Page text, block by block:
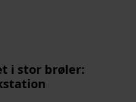
i stor brøler: